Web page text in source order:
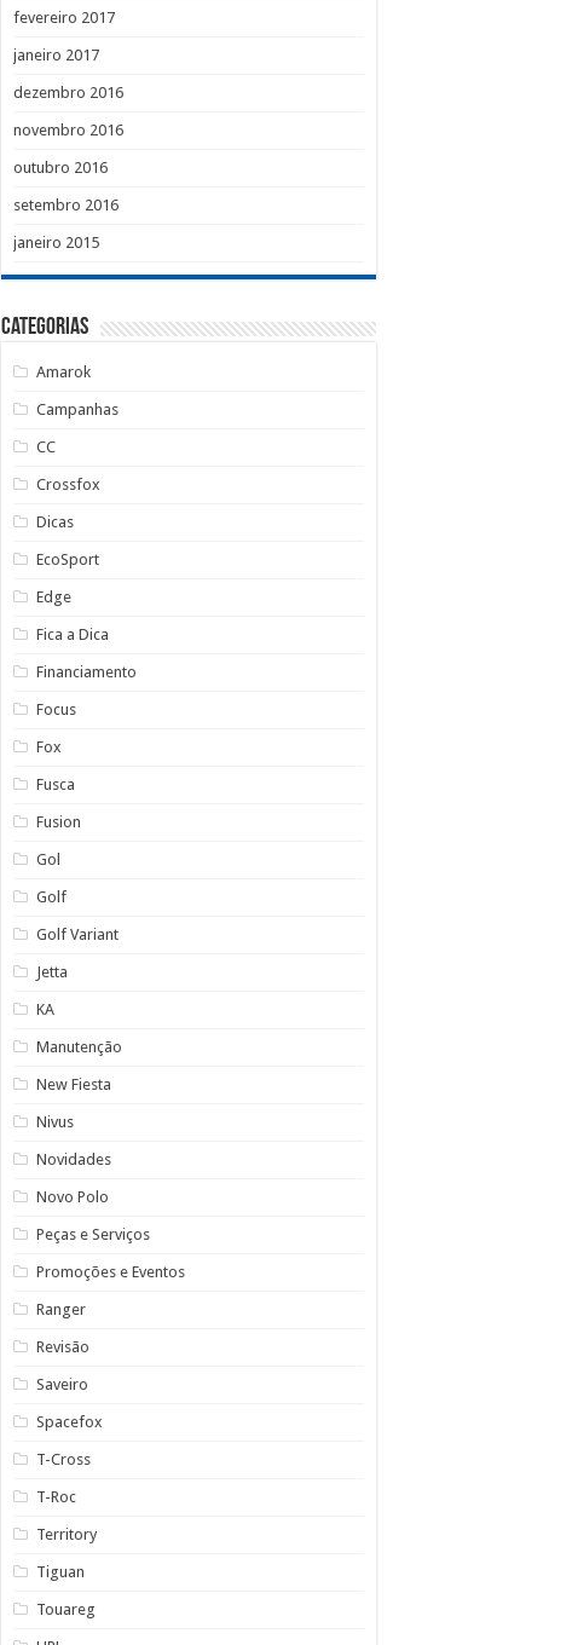
fevereiro 2017
janeiro 2017
dezembro 2016
novembro 2016
outubro 2016
setembro 2016
janeiro 2015
Categorias
Amarok
Campanhas
CC
Crossfox
Dicas
EcoSport
Edge
Fica a Dica
Financiamento
Focus
Fox
Fusca
Fusion
Gol
Golf
Golf Variant
Jetta
KA
Manutenção
New Fiesta
Nivus
Novidades
Novo Polo
Peças e Serviços
Promoções e Eventos
Ranger
Revisão
Saveiro
Spacefox
T-Cross
T-Roc
Territory
Tiguan
Touareg